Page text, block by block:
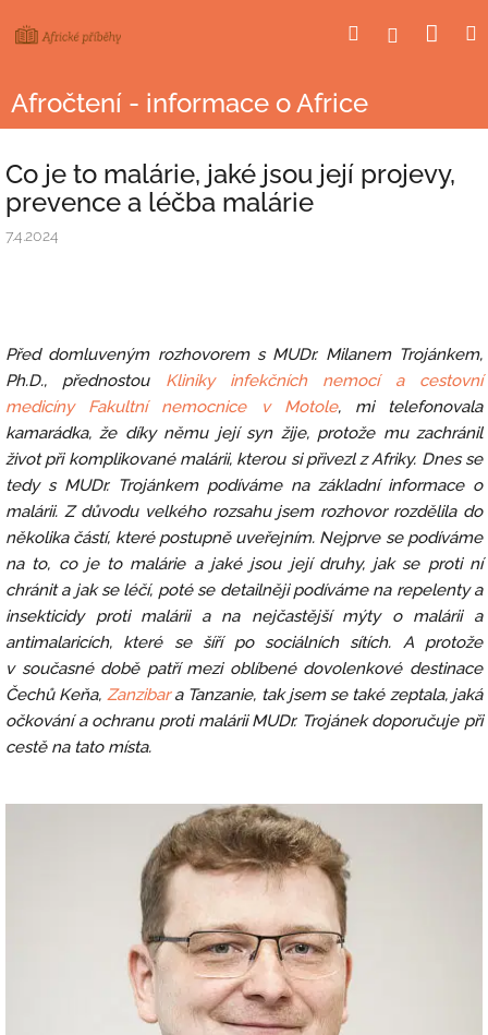
na
HledatPřihlášení
Afročtení - informace o Africe
Co je to malárie, jaké jsou její projevy,
prevence a léčba malárie
7.4.2024
Před domluveným rozhovorem s MUDr. Milanem Trojánkem,
Ph.D., přednostou Kliniky infekčních nemocí a cestovní
medicíny Fakultní nemocnice v Motole, mi telefonovala
kamarádka, že díky němu její syn žije, protože mu zachránil
život při komplikované malárii, kterou si přivezl z Afriky. Dnes se
tedy s MUDr. Trojánkem podíváme na základní informace o
malárii. Z důvodu velkého rozsahu jsem rozhovor rozdělila do
několika částí, které postupně uveřejním. Nejprve se podíváme
na to, co je to malárie a jaké jsou její druhy, jak se proti ní
chránit a jak se léčí, poté se detailněji podíváme na repelenty a
insekticidy proti malárii a na nejčastější mýty o malárii a
antimalaricích, které se šíří po sociálních sítích. A protože
v současné době patří mezi oblíbené dovolenkové destinace
Čechů Keňa, Zanzibara Tanzanie, tak jsem se také zeptala, jaká
očkování a ochranu proti malárii MUDr. Trojánek doporučuje při
cestě na tato místa.